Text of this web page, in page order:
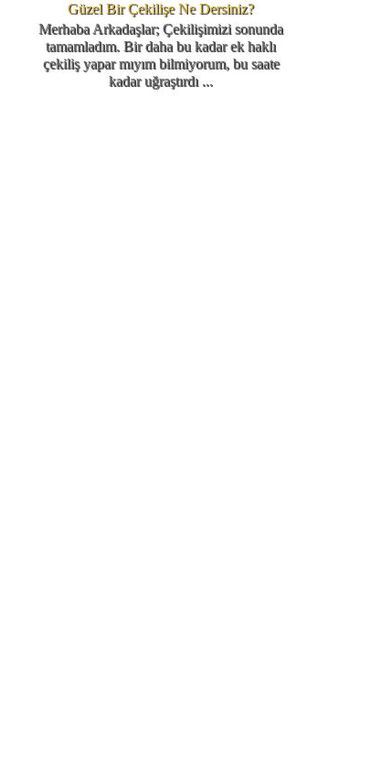
Güzel Bir Çekilişe Ne Dersiniz?
Merhaba Arkadaşlar; Çekilişimizi sonunda
tamamladım. Bir daha bu kadar ek haklı
çekiliş yapar mıyım bilmiyorum, bu saate
kadar uğraştırdı ...